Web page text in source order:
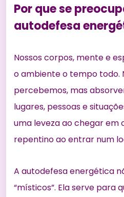
Por que se
autodefesa
Nossos corpos, mente e
o ambiente o tempo todo.
percebemos, mas
lugares, pessoas e
uma leveza ao chegar em
repentino ao entrar num
A autodefesa energética
“místicos”. Ela serve para